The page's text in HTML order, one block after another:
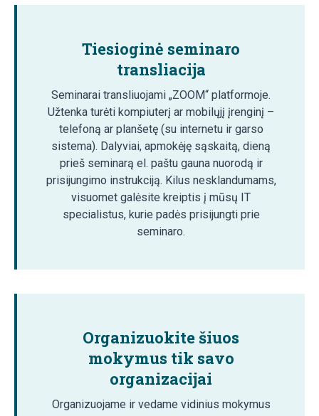
Tiesioginė seminaro
transliacija
Seminarai transliuojami „ZOOM“ platformoje.
Užtenka turėti kompiuterį ar mobilųjį įrenginį –
telefoną ar planšetę (su internetu ir garso
sistema). Dalyviai, apmokėję sąskaitą, dieną
prieš seminarą el. paštu gauna nuorodą ir
prisijungimo instrukciją. Kilus nesklandumams,
visuomet galėsite kreiptis į mūsų IT
specialistus, kurie padės prisijungti prie
seminaro.
Organizuokite šiuos
mokymus tik savo
organizacijai
Organizuojame ir vedame vidinius mokymus